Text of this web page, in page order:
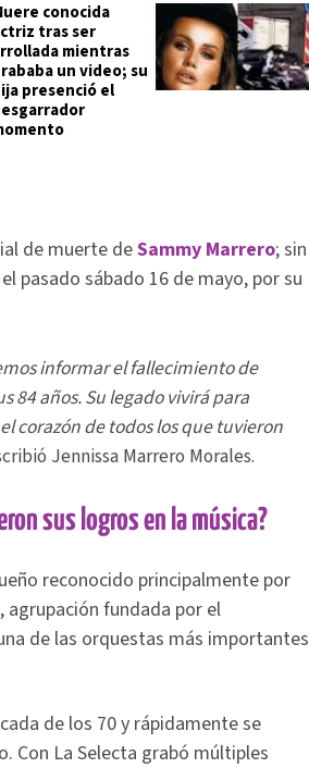
conocida
tras ser
mientras
un video; su
presenció el
de muerte deSammy Marrero; sin
pasado sábado 16 de mayo, por su
informar el fallecimiento de
84 años. Su legado vivirá para
corazón de todos los que tuvieron
Jennissa Marrero Morales.
sus logros en la música?
reconocido principalmente por
agrupación fundada por el
de las orquestas más importantes
de los 70 y rápidamente se
Con La Selecta grabó múltiples